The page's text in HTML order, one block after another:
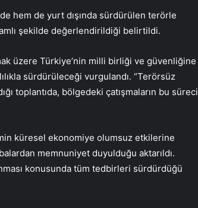
hem de yurt dışında sürdürülen terörle
şekilde değerlendirildiği belirtildi.
üzere Türkiye’nin milli birliği ve güvenliğine
sürdürüleceği vurgulandı. “Terörsüz
toplantıda, bölgedeki çatışmaların bu süreci
küresel ekonomiye olumsuz etkilerine
memnuniyet duyulduğu aktarıldı.
konusunda tüm tedbirleri sürdürdüğü